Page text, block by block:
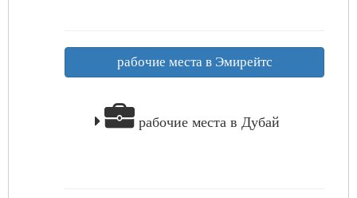
рабочие места в Эмирейтс
рабочие места в Дубай